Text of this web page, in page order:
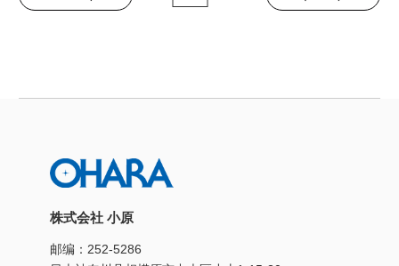
株式会社 小原
邮编：252-5286